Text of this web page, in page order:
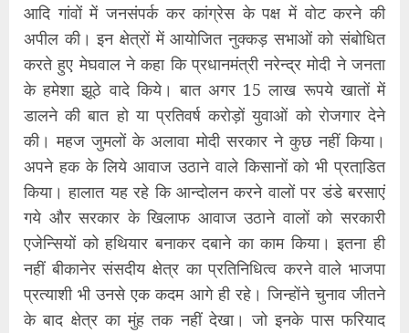
आदि गांवों में जनसंपर्क कर कांग्रेस के पक्ष में वोट करने की
अपील की। इन क्षेत्रों में आयोजित नुक्कड़ सभाओं को संबोधित
करते हुए मेघवाल ने कहा कि प्रधानमंत्री नरेन्द्र मोदी ने जनता
के हमेशा झूठे वादे किये। बात अगर 15 लाख रूपये खातों में
डालने की बात हो या प्रतिवर्ष करोड़ों युवाओं को रोजगार देने
की। महज जुमलों के अलावा मोदी सरकार ने कुछ नहीं किया।
अपने हक के लिये आवाज उठाने वाले किसानों को भी प्रताडि़त
किया। हालात यह रहे कि आन्दोलन करने वालों पर डंडे बरसाएं
गये और सरकार के खिलाफ आवाज उठाने वालों को सरकारी
एजेन्सियों को हथियार बनाकर दबाने का काम किया। इतना ही
नहीं बीकानेर संसदीय क्षेत्र का प्रतिनिधित्व करने वाले भाजपा
प्रत्याशी भी उनसे एक कदम आगे ही रहे। जिन्होंने चुनाव जीतने
के बाद क्षेत्र का मुंह तक नहीं देखा। जो इनके पास फरियाद